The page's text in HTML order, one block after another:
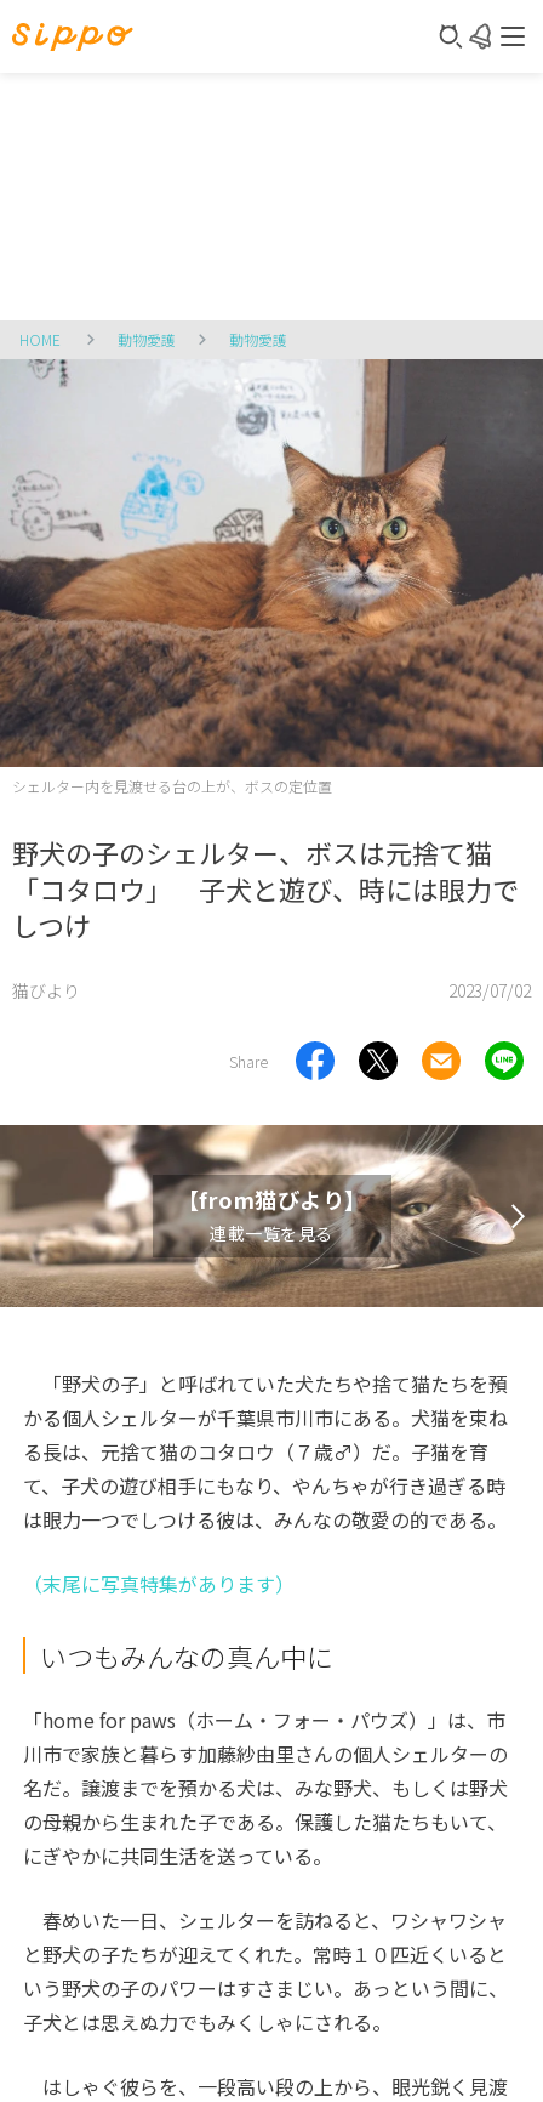
HOME 動物愛護 動物愛護
シェルター内を見渡せる台の上が、ボスの定位置
野犬の子のシェルター、ボスは元捨て猫
「コタロウ」 子犬と遊び、時には眼力で
しつけ
猫びより 2023/07/02
Share
【from猫びより】
連載一覧を見る
「野犬の子」と呼ばれていた犬たちや捨て猫たちを預
かる個人シェルターが千葉県市川市にある。犬猫を束ね
る長は、元捨て猫のコタロウ（７歳♂）だ。子猫を育
て、子犬の遊び相手にもなり、やんちゃが行き過ぎる時
は眼力一つでしつける彼は、みんなの敬愛の的である。
（末尾に写真特集があります）
いつもみんなの真ん中に
「home for paws（ホーム・フォー・パウズ）」は、市
川市で家族と暮らす加藤紗由里さんの個人シェルターの
名だ。譲渡までを預かる犬は、みな野犬、もしくは野犬
の母親から生まれた子である。保護した猫たちもいて、
にぎやかに共同生活を送っている。
春めいた一日、シェルターを訪ねると、ワシャワシャ
と野犬の子たちが迎えてくれた。常時１０匹近くいると
いう野犬の子のパワーはすさまじい。あっという間に、
子犬とは思えぬ力でもみくしゃにされる。
はしゃぐ彼らを、一段高い段の上から、眼光鋭く見渡